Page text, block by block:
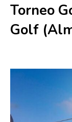
Torneo
Golf